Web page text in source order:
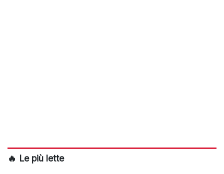
🔥 Le più lette